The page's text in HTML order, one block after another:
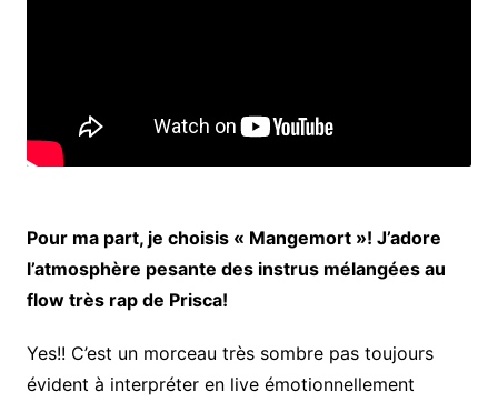
Pour ma part, je choisis « Mangemort »! J’adore
l’atmosphère pesante des instrus mélangées au
flow très rap de Prisca!
Yes!! C’est un morceau très sombre pas toujours
évident à interpréter en live émotionnellement